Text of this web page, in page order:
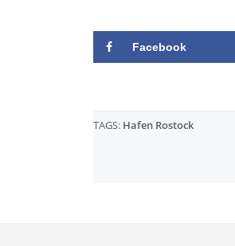
Facebook
TAGS: Hafen Rostock